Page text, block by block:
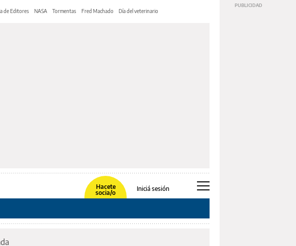
de Editores NASA Tormentas Fred Machado Día del veterinario
Hacete
socia/o
Iniciá sesión